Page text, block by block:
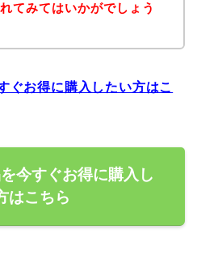
てみてはいかがでしょう
ぐお得に購入したい方はこ
今すぐお得に購入し
はこちら